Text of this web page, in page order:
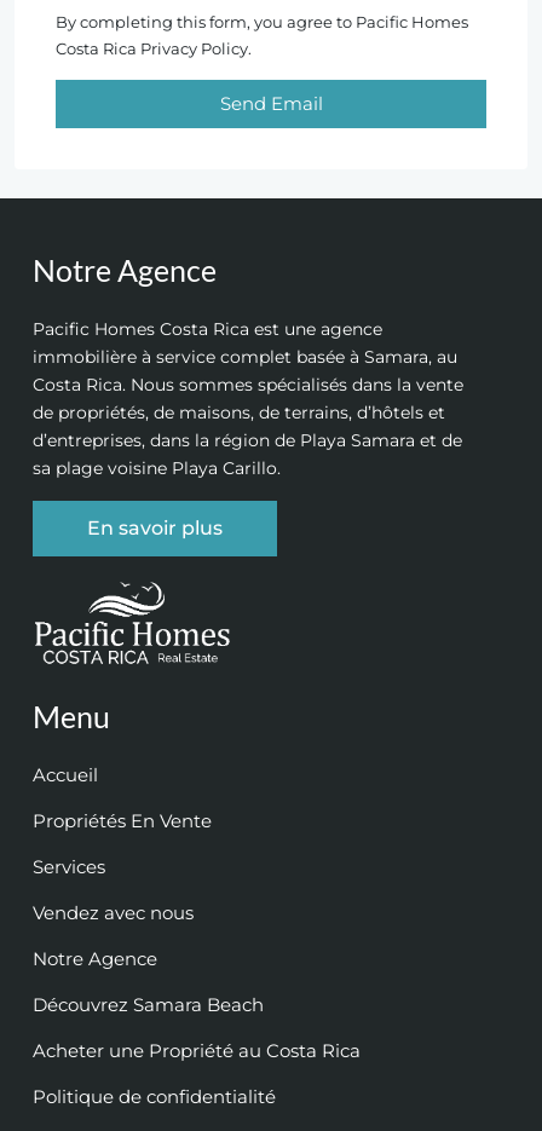
By completing this form, you agree to Pacific Homes
Costa Rica Privacy Policy.
Send Email
Notre Agence
Pacific Homes Costa Rica est une agence
immobilière à service complet basée à Samara, au
Costa Rica. Nous sommes spécialisés dans la vente
de propriétés, de maisons, de terrains, d’hôtels et
d’entreprises, dans la région de Playa Samara et de
sa plage voisine Playa Carillo.
En savoir plus
Menu
Accueil
Propriétés En Vente
Services
Vendez avec nous
Notre Agence
Découvrez Samara Beach
Acheter une Propriété au Costa Rica
Politique de confidentialité